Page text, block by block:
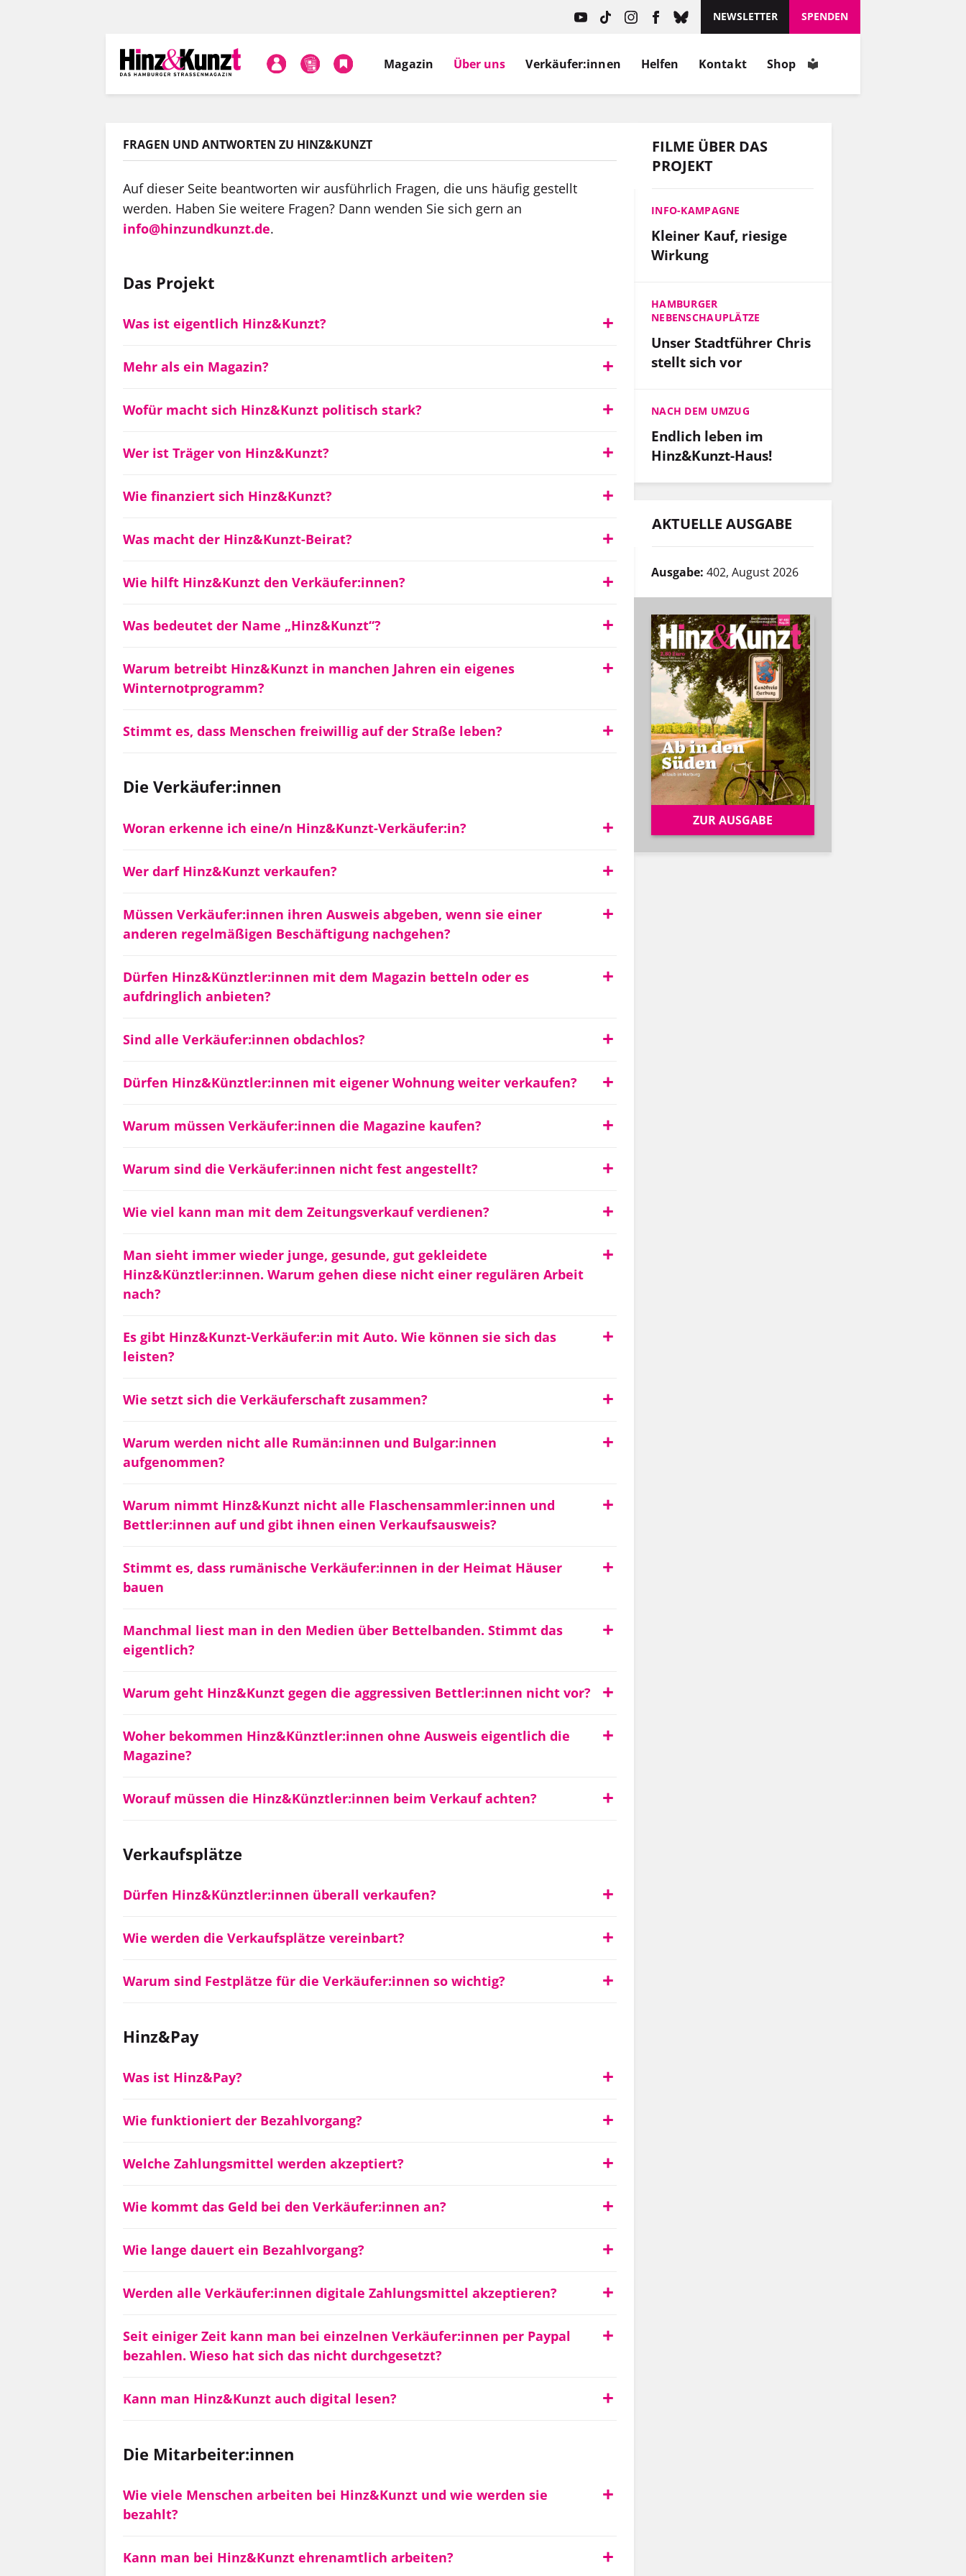
NEWSLETTER SPENDEN
Magazin Über uns Verkäufer:innen Helfen Kontakt Shop
FRAGEN UND ANTWORTEN ZU HINZ&KUNZT
Auf dieser Seite beantworten wir ausführlich Fragen, die uns häufig gestellt
werden. Haben Sie weitere Fragen? Dann wenden Sie sich gern an
info@hinzundkunzt.de.
Das Projekt
Was ist eigentlich Hinz&Kunzt?
Mehr als ein Magazin?
Wofür macht sich Hinz&Kunzt politisch stark?
Wer ist Träger von Hinz&Kunzt?
Wie finanziert sich Hinz&Kunzt?
Was macht der Hinz&Kunzt-Beirat?
Wie hilft Hinz&Kunzt den Verkäufer:innen?
Was bedeutet der Name „Hinz&Kunzt“?
Warum betreibt Hinz&Kunzt in manchen Jahren ein eigenes
Winternotprogramm?
Stimmt es, dass Menschen freiwillig auf der Straße leben?
Die Verkäufer:innen
Woran erkenne ich eine/n Hinz&Kunzt-Verkäufer:in?
Wer darf Hinz&Kunzt verkaufen?
Müssen Verkäufer:innen ihren Ausweis abgeben, wenn sie einer
anderen regelmäßigen Beschäftigung nachgehen?
Dürfen Hinz&Künztler:innen mit dem Magazin betteln oder es
aufdringlich anbieten?
Sind alle Verkäufer:innen obdachlos?
Dürfen Hinz&Künztler:innen mit eigener Wohnung weiter verkaufen?
Warum müssen Verkäufer:innen die Magazine kaufen?
Warum sind die Verkäufer:innen nicht fest angestellt?
Wie viel kann man mit dem Zeitungsverkauf verdienen?
Man sieht immer wieder junge, gesunde, gut gekleidete
Hinz&Künztler:innen. Warum gehen diese nicht einer regulären Arbeit
nach?
Es gibt Hinz&Kunzt-Verkäufer:in mit Auto. Wie können sie sich das
leisten?
Wie setzt sich die Verkäuferschaft zusammen?
Warum werden nicht alle Rumän:innen und Bulgar:innen
aufgenommen?
Warum nimmt Hinz&Kunzt nicht alle Flaschensammler:innen und
Bettler:innen auf und gibt ihnen einen Verkaufsausweis?
Stimmt es, dass rumänische Verkäufer:innen in der Heimat Häuser
bauen
Manchmal liest man in den Medien über Bettelbanden. Stimmt das
eigentlich?
Warum geht Hinz&Kunzt gegen die aggressiven Bettler:innen nicht vor?
Woher bekommen Hinz&Künztler:innen ohne Ausweis eigentlich die
Magazine?
Worauf müssen die Hinz&Künztler:innen beim Verkauf achten?
Verkaufsplätze
Dürfen Hinz&Künztler:innen überall verkaufen?
Wie werden die Verkaufsplätze vereinbart?
Warum sind Festplätze für die Verkäufer:innen so wichtig?
Hinz&Pay
Was ist Hinz&Pay?
Wie funktioniert der Bezahlvorgang?
Welche Zahlungsmittel werden akzeptiert?
Wie kommt das Geld bei den Verkäufer:innen an?
Wie lange dauert ein Bezahlvorgang?
Werden alle Verkäufer:innen digitale Zahlungsmittel akzeptieren?
Seit einiger Zeit kann man bei einzelnen Verkäufer:innen per Paypal
bezahlen. Wieso hat sich das nicht durchgesetzt?
Kann man Hinz&Kunzt auch digital lesen?
Die Mitarbeiter:innen
Wie viele Menschen arbeiten bei Hinz&Kunzt und wie werden sie
bezahlt?
Kann man bei Hinz&Kunzt ehrenamtlich arbeiten?
FILME ÜBER DAS
PROJEKT
INFO-KAMPAGNE
Kleiner Kauf, riesige
Wirkung
HAMBURGER
NEBENSCHAUPLÄTZE
Unser Stadtführer Chris
stellt sich vor
NACH DEM UMZUG
Endlich leben im
Hinz&Kunzt-Haus!
AKTUELLE AUSGABE
Ausgabe: 402, August 2026
ZUR AUSGABE